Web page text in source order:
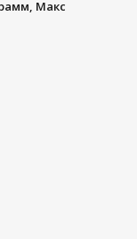
Макс